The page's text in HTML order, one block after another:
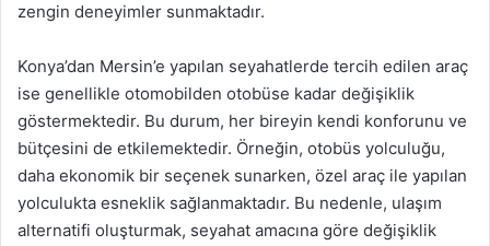
zengin deneyimler sunmaktadır.
Konya’dan Mersin’e yapılan seyahatlerde tercih edilen araç
ise genellikle otomobilden otobüse kadar değişiklik
göstermektedir. Bu durum, her bireyin kendi konforunu ve
bütçesini de etkilemektedir. Örneğin, otobüs yolculuğu,
daha ekonomik bir seçenek sunarken, özel araç ile yapılan
yolculukta esneklik sağlanmaktadır. Bu nedenle, ulaşım
alternatifi oluşturmak, seyahat amacına göre değişiklik